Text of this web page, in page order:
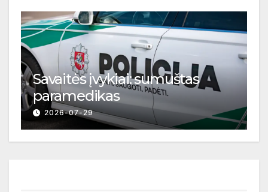
Savaitės įvykiai: sumuštas
paramedikas
2026-07-29